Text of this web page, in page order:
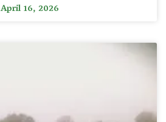
April 16, 2026